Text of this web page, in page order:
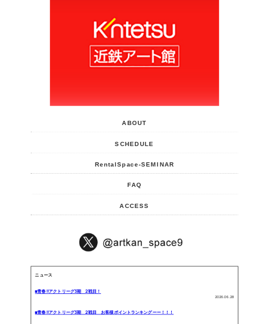
ABOUT
SCHEDULE
RentalSpace-SEMINAR
FAQ
ACCESS
ニュース
■青春!!アクトリーグ3期 2戦目！
2026.06.28
■青春!!アクトリーグ3期 2戦目 お客様ポイントランキングーー！！！